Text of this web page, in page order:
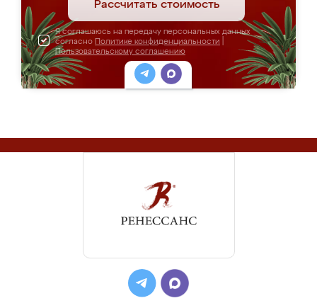
Рассчитать стоимость
Я соглашаюсь на передачу персональных данных
согласно Политике конфиденциальности
Пользовательскому соглашению